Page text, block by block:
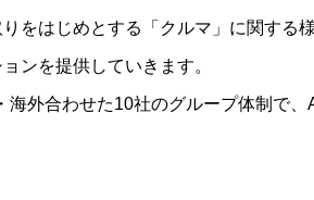
をはじめとする「クルマ」に関する
ンを提供していきます。
外合わせた10社のグループ体制で